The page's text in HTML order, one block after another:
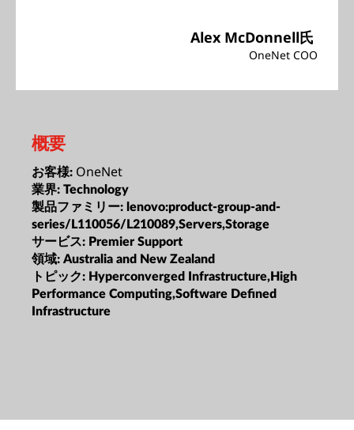
Alex McDonnell氏
OneNet COO
概要
お客様: OneNet
業界: Technology
製品ファミリー: lenovo:product-group-and-
series/L110056/L210089,Servers,Storage
サービス: Premier Support
領域: Australia and New Zealand
トピック: Hyperconverged Infrastructure,High
Performance Computing,Software Defined
Infrastructure